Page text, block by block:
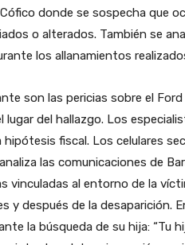
donde se sospecha que
o alterados. También se
los allanamientos
son las pericias sobre el
del hallazgo. Los
fiscal. Los celulares
las comunicaciones de
vinculadas al entorno de la
después de la desaparición.
la búsqueda de su hija: “Tu